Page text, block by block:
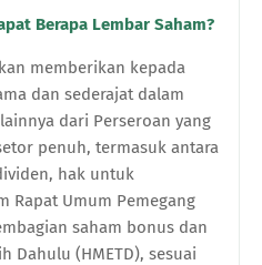
Berapa Lembar Saham?
memberikan kepada
dan sederajat dalam
dari Perseroan yang
penuh, termasuk antara
hak untuk
Rapat Umum Pemegang
saham bonus dan
Dahulu (HMETD), sesuai